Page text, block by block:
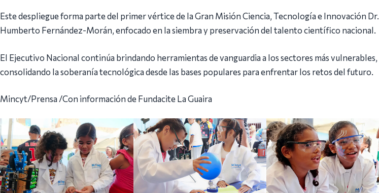
Este despliegue forma parte del primer vértice de la Gran Misión Ciencia, Tecnología e Innovación Dr.
Humberto Fernández-Morán, enfocado en la siembra y preservación del talento científico nacional.
El Ejecutivo Nacional continúa brindando herramientas de vanguardia a los sectores más vulnerables,
consolidando la soberanía tecnológica desde las bases populares para enfrentar los retos del futuro.
Mincyt/Prensa /Con información de Fundacite La Guaira